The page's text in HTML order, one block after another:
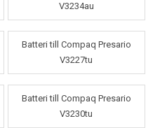
V3234au
Batteri till Compaq Presario
V3227tu
Batteri till Compaq Presario
V3230tu